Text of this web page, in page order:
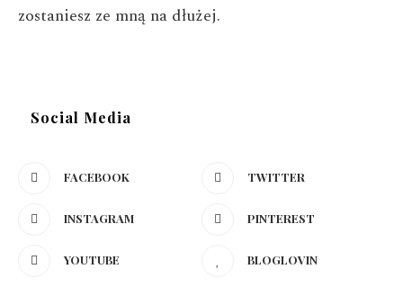
zostaniesz ze mną na dłużej.
Social Media
FACEBOOK TWITTER
INSTAGRAM PINTEREST
YOUTUBE BLOGLOVIN